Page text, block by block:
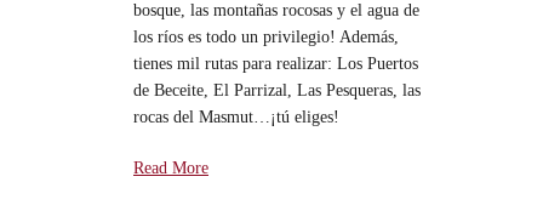
bosque, las montañas rocosas y el agua de
los ríos es todo un privilegio! Además,
tienes mil rutas para realizar: Los Puertos
de Beceite, El Parrizal, Las Pesqueras, las
rocas del Masmut…¡tú eliges!
Read More